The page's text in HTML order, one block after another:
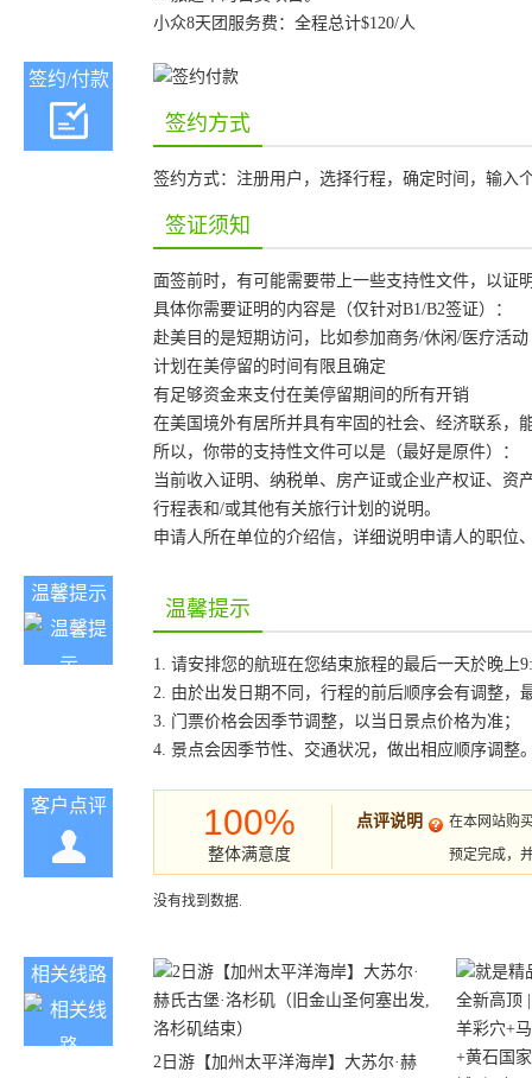
小众8天团服务费：全程总计$120/人
签约/付款
签约方式
签约方式：注册用户，选择行程，确定时间，输入
签证须知
面签前时，有可能需要带上一些支持性文件，以证
具体你需要证明的内容是（仅针对B1/B2签证）：
赴美目的是短期访问，比如参加商务/休闲/医疗活动
计划在美停留的时间有限且确定
有足够资金来支付在美停留期间的所有开销
在美国境外有居所并具有牢固的社会、经济联系，
所以，你带的支持性文件可以是（最好是原件）：
当前收入证明、纳税单、房产证或企业产权证、资
行程表和/或其他有关旅行计划的说明。
申请人所在单位的介绍信，详细说明申请人的职位
温馨提示
温馨提示
1. 请安排您的航班在您结束旅程的最后一天於晚上
2. 由於出发日期不同，行程的前后顺序会有调整，
3. 门票价格会因季节调整，以当日景点价格为准；
4. 景点会因季节性、交通状况，做出相应顺序调整
客户点评 100%
整体满意度
点评说明
在本网站购
预定完成，
没有找到数据.
相关线路
2日游【加州太平洋海岸】大苏尔·赫